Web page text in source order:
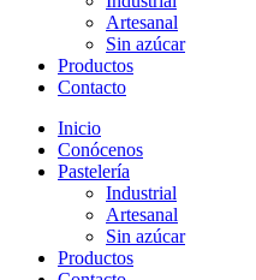
Artesanal
Sin azúcar
Productos
Contacto
Inicio
Conócenos
Pastelería
Industrial
Artesanal
Sin azúcar
Productos